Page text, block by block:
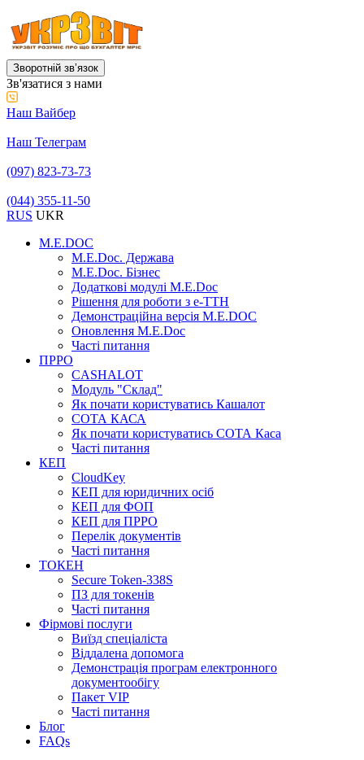
Зворотній звʼязок
Зв'язатися з нами
Наш Вайбер
Наш Телеграм
(097) 823-73-73
(044) 355-11-50
RUS UKR
M.E.DOC
M.E.Doc. Держава
M.E.Doc. Бізнес
Додаткові модулі M.E.Doc
Рішення для роботи з е-ТТН
Демонстраційна версія M.E.DOC
Оновлення M.E.Doc
Часті питання
ПРРО
CASHALOT
Модуль "Склад"
Як почати користуватись Кашалот
СОТА КАСА
Як почати користуватись СОТА Каса
Часті питання
КЕП
CloudKey
КЕП для юридичних осіб
КЕП для ФОП
КЕП для ПРРО
Перелік документів
Часті питання
ТОКЕН
Secure Token-338S
ПЗ для токенів
Часті питання
Фірмові послуги
Виїзд спеціаліста
Віддалена допомога
Демонстрація програм електронного
документообігу
Пакет VIP
Часті питання
Блог
FAQs